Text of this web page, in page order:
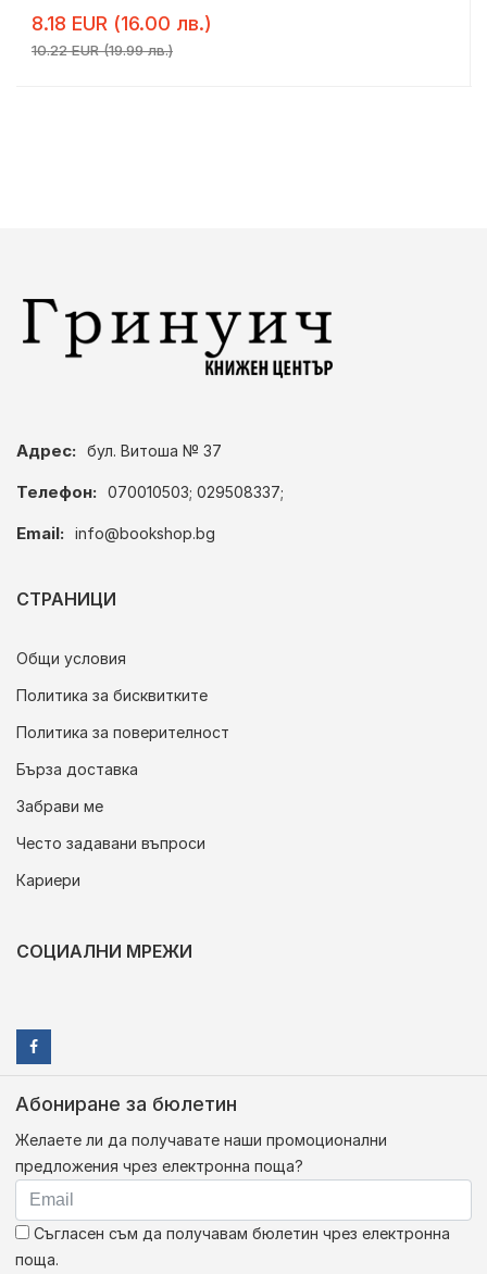
8.18 EUR (16.00 лв.)
10.22 EUR (19.99 лв.)
Адрес: бул. Витоша № 37
Телефон: 070010503; 029508337;
Email: info@bookshop.bg
СТРАНИЦИ
Общи условия
Политика за бисквитките
Политика за поверителност
Бърза доставка
Забрави ме
Често задавани въпроси
Кариери
СОЦИАЛНИ МРЕЖИ
Абониране за бюлетин
Желаете ли да получавате наши промоционални
предложения чрез електронна поща?
Съгласен съм да получавам бюлетин чрез електронна
поща.